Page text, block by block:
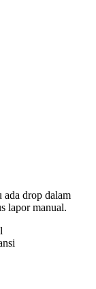
ada drop dalam
lapor manual.